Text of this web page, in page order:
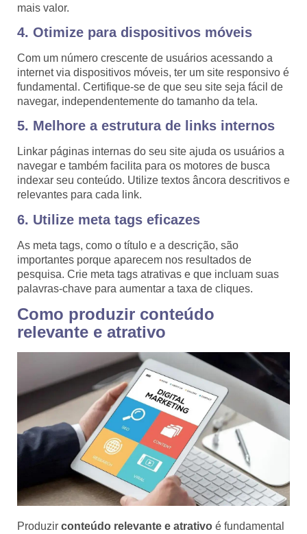
mais valor.
4. Otimize para dispositivos móveis
Com um número crescente de usuários acessando a
internet via dispositivos móveis, ter um site responsivo é
fundamental. Certifique-se de que seu site seja fácil de
navegar, independentemente do tamanho da tela.
5. Melhore a estrutura de links internos
Linkar páginas internas do seu site ajuda os usuários a
navegar e também facilita para os motores de busca
indexar seu conteúdo. Utilize textos âncora descritivos e
relevantes para cada link.
6. Utilize meta tags eficazes
As meta tags, como o título e a descrição, são
importantes porque aparecem nos resultados de
pesquisa. Crie meta tags atrativas e que incluam suas
palavras-chave para aumentar a taxa de cliques.
Como produzir conteúdo
relevante e atrativo
Produzir conteúdo relevante e atrativo é fundamental